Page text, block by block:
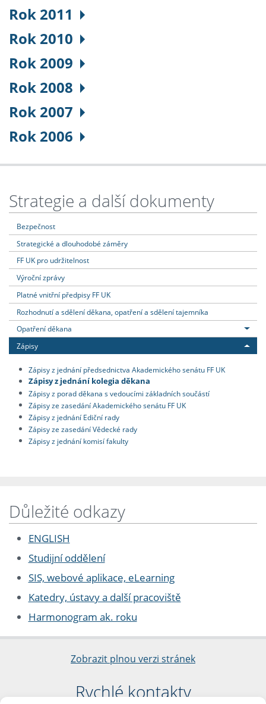
Rok 2011
Rok 2010
Rok 2009
Rok 2008
Rok 2007
Rok 2006
Strategie a další dokumenty
Bezpečnost
Strategické a dlouhodobé záměry
FF UK pro udržitelnost
Výroční zprávy
Platné vnitřní předpisy FF UK
Rozhodnutí a sdělení děkana, opatření a sdělení tajemníka
Opatření děkana
Zápisy
Zápisy z jednání předsednictva Akademického senátu FF UK
Zápisy z jednání kolegia děkana
Zápisy z porad děkana s vedoucími základních součástí
Zápisy ze zasedání Akademického senátu FF UK
Zápisy z jednání Ediční rady
Zápisy ze zasedání Vědecké rady
Zápisy z jednání komisí fakulty
Důležité odkazy
ENGLISH
Studijní oddělení
SIS, webové aplikace, eLearning
Katedry, ústavy a další pracoviště
Harmonogram ak. roku
Zobrazit plnou verzi stránek
Rychlé kontakty